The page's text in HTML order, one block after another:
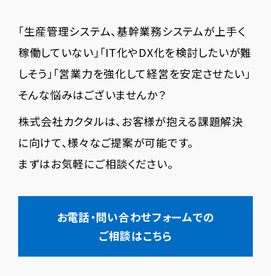
「生産管理システム、基幹業務システムが上手く
稼働していない」「IT化やDX化を検討したいが難
しそう」「営業力を強化して経営を安定させたい」
そんな悩みはございませんか？
株式会社カクタルは、お客様が抱える課題解決
に向けて、様々なご提案が可能です。
まずはお気軽にご相談ください。
お電話・問い合わせフォームでの
ご相談はこちら